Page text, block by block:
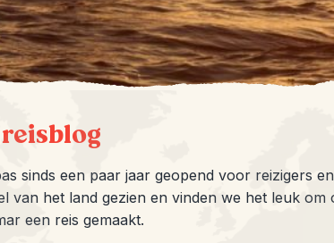
sinds een paar jaar geopend voor reizigers
van het land gezien en vinden we het leuk
een reis gemaakt.